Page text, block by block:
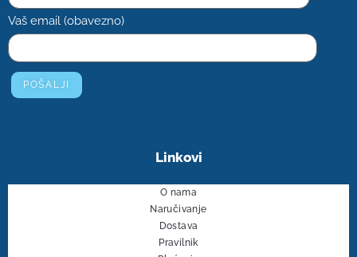
Vaš email (obavezno)
Linkovi
O nama
Naručivanje
Dostava
Pravilnik